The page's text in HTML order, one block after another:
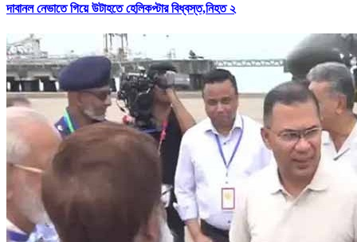
দাবানল নেভাতে গিয়ে উটাহতে হেলিকপ্টার বিধ্বস্ত,নিহত ২